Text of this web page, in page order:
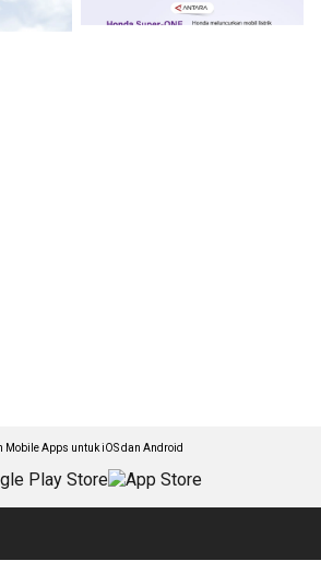
Mobile Apps untuk iOS dan Android